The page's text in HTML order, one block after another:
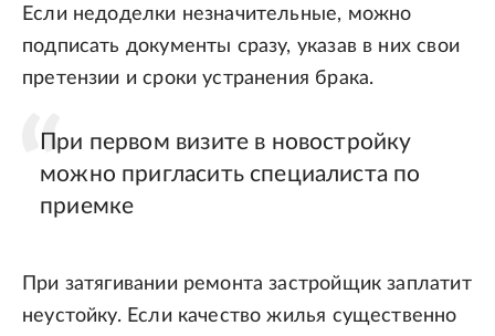
Если недоделки незначительные, можно
подписать документы сразу, указав в них свои
претензии и сроки устранения брака.
При первом визите в новостройку
можно пригласить специалиста по
приемке
При затягивании ремонта застройщик заплатит
неустойку. Если качество жилья существенно